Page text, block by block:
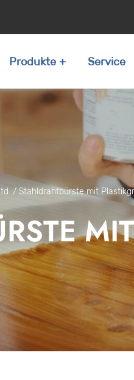
Produkte Service
/Stahldrahtbürste mit